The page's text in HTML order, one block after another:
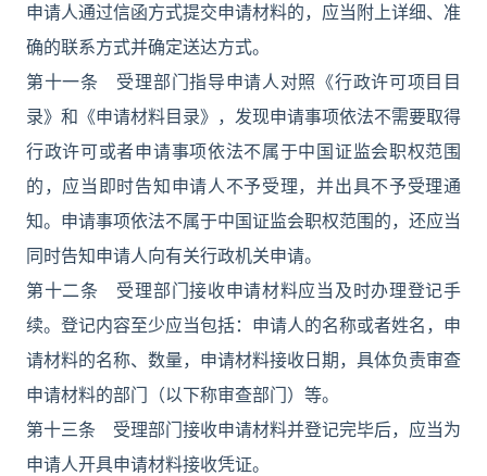
申请人通过信函方式提交申请材料的，应当附上详细、准
确的联系方式并确定送达方式。
第十一条 受理部门指导申请人对照《行政许可项目目
录》和《申请材料目录》，发现申请事项依法不需要取得
行政许可或者申请事项依法不属于中国证监会职权范围
的，应当即时告知申请人不予受理，并出具不予受理通
知。申请事项依法不属于中国证监会职权范围的，还应当
同时告知申请人向有关行政机关申请。
第十二条 受理部门接收申请材料应当及时办理登记手
续。登记内容至少应当包括：申请人的名称或者姓名，申
请材料的名称、数量，申请材料接收日期，具体负责审查
申请材料的部门（以下称审查部门）等。
第十三条 受理部门接收申请材料并登记完毕后，应当为
申请人开具申请材料接收凭证。